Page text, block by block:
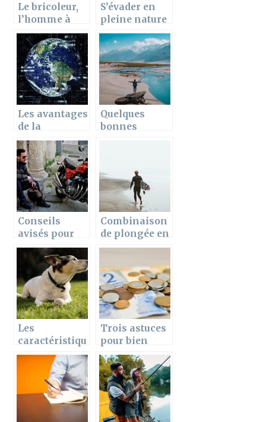
Le bricoleur,
l’homme à
tout faire :
Comment le
devenir ?
S’évader en
pleine nature
sans souci
Les avantages
de la
mondialisatio
n
Quelques
bonnes
Conseils
avisés pour
sélectionner
un
équipement
de moto
Combinaison
de plongée en
néoprène et
Les
caractéristiqu
es du Jack
Russell
Terrier
Trois astuces
pour bien
gérer son
salaire
mensuel